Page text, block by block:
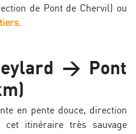
de Pont de Chervil) ou
> Pont
en pente douce, direction
cet itinéraire très sauvage